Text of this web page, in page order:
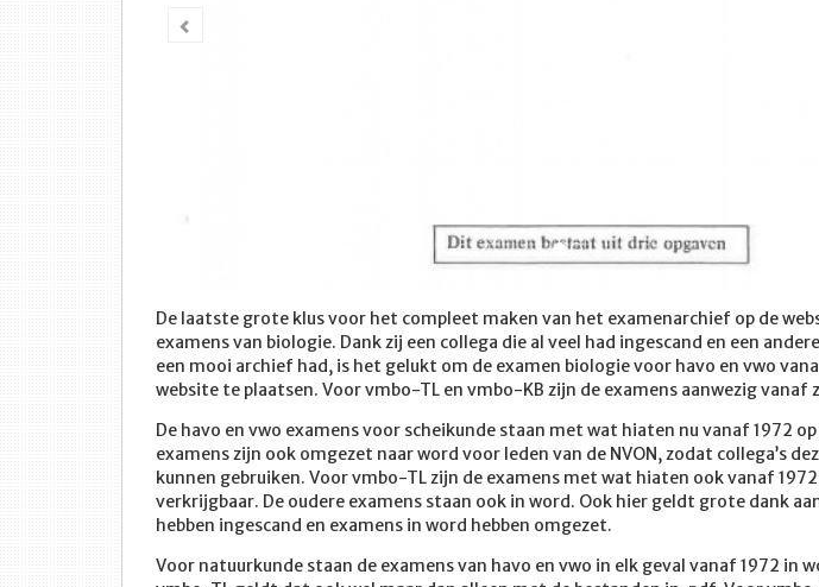
Vorige
De laatste grote klus voor het compleet maken van het examenarchief op de
examens van biologie. Dank zij een collega die al veel had ingescand en een
een mooi archief had, is het gelukt om de examen biologie voor havo en vwo
website te plaatsen. Voor vmbo-TL en vmbo-KB zijn de examens aanwezig vanaf
De havo en vwo examens voor scheikunde staan met wat hiaten nu vanaf 1972
examens zijn ook omgezet naar word voor leden van de NVON, zodat collega’s
kunnen gebruiken. Voor vmbo-TL zijn de examens met wat hiaten ook vanaf
verkrijgbaar. De oudere examens staan ook in word. Ook hier geldt grote dank aan
hebben ingescand en examens in word hebben omgezet.
Voor natuurkunde staan de examens van havo en vwo in elk geval vanaf 1972 in